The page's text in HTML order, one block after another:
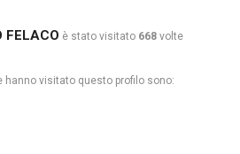
FELACO è stato visitato 668 volte
visitato questo profilo sono: